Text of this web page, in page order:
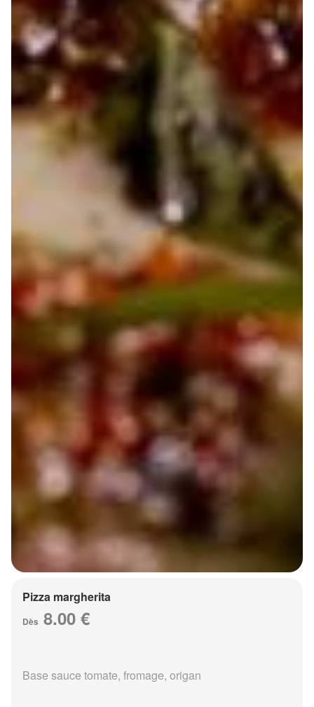
Pizza margherita
Dès 8.00 €
Base sauce tomate, fromage, origan